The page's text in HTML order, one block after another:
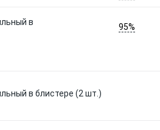
в
95%
в блистере (2 шт.)